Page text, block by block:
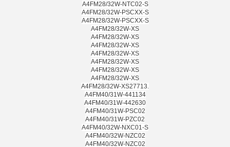
A4FM28/32W-NTC02-S
A4FM28/32W-PSCXX-S
A4FM28/32W-PSCXX-S
A4FM28/32W-XS
A4FM28/32W-XS
A4FM28/32W-XS
A4FM28/32W-XS
A4FM28/32W-XS
A4FM28/32W-XS
A4FM28/32W-XS
A4FM28/32W-XS27713.
A4FM40/31W-441134
A4FM40/31W-442630
A4FM40/31W-PSC02
A4FM40/31W-PZC02
A4FM40/32W-NXC01-S
A4FM40/32W-NZC02
A4FM40/32W-NZC02